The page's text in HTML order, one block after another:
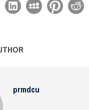
prmdcu